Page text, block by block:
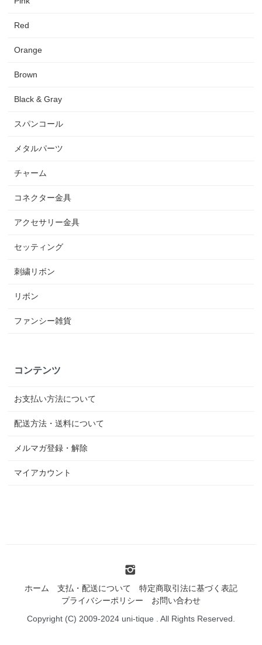
Red
Orange
Brown
Black & Gray
スパンコール
メタルパーツ
チャーム
コネクター金具
アクセサリー金具
セッティング
刺繍リボン
リボン
ファンシー雑貨
コンテンツ
お支払い方法について
配送方法・送料について
メルマガ登録・解除
マイアカウント
ホーム 支払・配送について
特定商取引法に基づく表記
プライバシーポリシー
お問い合わせ
Copyright (C) 2009-2024 uni-tique . All Rights Reserved.